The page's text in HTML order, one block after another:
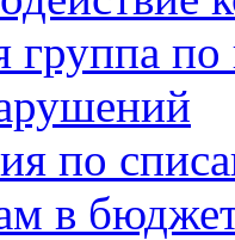
группа
по
в